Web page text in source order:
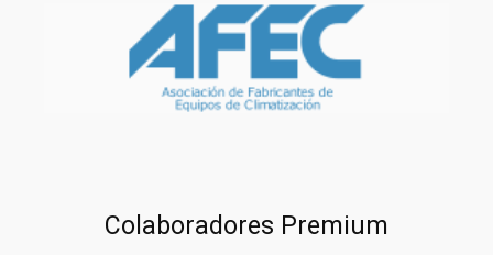
Colaboradores Premium